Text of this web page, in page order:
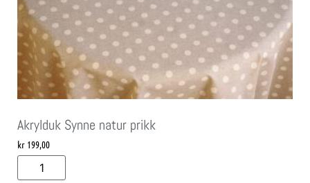
Akrylduk Synne natur prikk
kr 199,00